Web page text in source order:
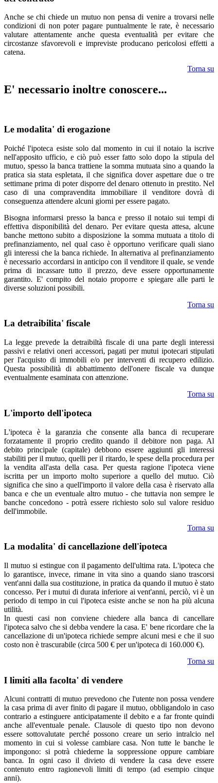
Anche se chi chiede un mutuo non pensa di venire a trovarsi nelle
condizioni di non poter pagare puntualmente le rate, è necessario
valutare attentamente anche questa eventualità per evitare che
circostanze sfavorevoli e impreviste producano pericolosi effetti a
catena.
Torna su
E' necessario inoltre conoscere...
Le modalita' di erogazione
Poiché l'ipoteca esiste solo dal momento in cui il notaio la iscrive
nell'apposito ufficio, e ciò può esser fatto solo dopo la stipula del
mutuo, spesso la banca trattiene la somma mutuata sino a quando la
pratica sia stata espletata, il che significa dover aspettare due o tre
settimane prima di poter disporre del denaro ottenuto in prestito. Nel
caso di una compravendita immobiliare il venditore dovrà di
conseguenza attendere alcuni giorni per essere pagato.
Bisogna informarsi presso la banca e presso il notaio sui tempi di
effettiva disponibilità del denaro. Per evitare questa attesa, alcune
banche mettono subito a disposizione la somma mutuata a titolo di
prefinanziamento, nel qual caso è opportuno verificare quali siano
gli interessi che la banca richiede. In alternativa al prefinanziamento
è necessario accordarsi in anticipo con il venditore il quale, se vende
prima di incassare tutto il prezzo, deve essere opportunamente
garantito. E' compito del notaio proporre e spiegare alle parti le
diverse soluzioni possibili.
Torna su
La detraibilita' fiscale
La legge prevede la detraibiltà fiscale di una parte degli interessi
passivi e relativi oneri accessori, pagati per mutui ipotecari stipulati
per l'acquisto di immobili e/o per interventi di recupero edilizio.
Questa possibilità di abbattimento dell'onere fiscale va dunque
eventualmente esaminata con attenzione.
Torna su
L'importo dell'ipoteca
L'ipoteca è la garanzia che consente alla banca di recuperare
forzatamente il proprio credito quando il debitore non paga. Al
debito principale (capitale) debbono essere aggiunti gli interessi
stabiliti per il mutuo, quelli per il ritardo, le spese della procedura per
la vendita all'asta della casa. Per questa ragione l'ipoteca viene
iscritta per un importo molto superiore a quello del mutuo. Ciò
significa che sino a quell'importo il valore della casa è riservato alla
banca e che un eventuale altro mutuo - che tuttavia non sempre le
banche concedono - potrà essere richiesto solo sul valore residuo
dell'immobile.
Torna su
La modalita' di cancellazione dell'ipoteca
Il mutuo si estingue con il pagamento dell'ultima rata. L'ipoteca che
lo garantisce, invece, rimane in vita sino a quando siano trascorsi
vent'anni dalla sua costituzione, in pratica da quando il mutuo è stato
concesso. Per i mutui di durata inferiore ai vent'anni, perciò, vi è un
periodo di tempo in cui l'ipoteca esiste anche se non ha più alcuna
utilità.
In questi casi non conviene chiedere alla banca di cancellare
l'ipoteca salvo che si debba vendere la casa. E' bene ricordare che la
cancellazione di un'ipoteca richiede sempre alcuni mesi e che il suo
costo non è trascurabile (circa 500 € per un'ipoteca di 160.000 €).
Torna su
I limiti alla facolta' di vendere
Alcuni contratti di mutuo prevedono che l'utente non possa vendere
la casa prima di aver finito di pagare il mutuo, obbligandolo in caso
contrario a estinguere anticipatamente il debito e a far fronte quindi
anche all'eventuale penale. Clausole di questo tipo non devono
essere sottovalutate perché possono creare un serio intralcio nel
momento in cui si volesse cambiare casa. Non tutte le banche le
impongono: si potrà chiederne la soppressione oppure cambiare
banca. In ogni caso il divieto di vendere la casa deve essere
contenuto entro ragionevoli limiti di tempo (ad esempio cinque
anni).